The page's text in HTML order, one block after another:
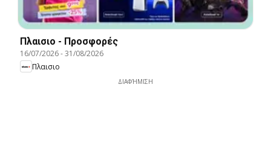
Πλαισιο - Προσφορές
16/07/2026-31/08/2026
Πλαισιο
ΔΙΑΦΉΜΙΣΗ